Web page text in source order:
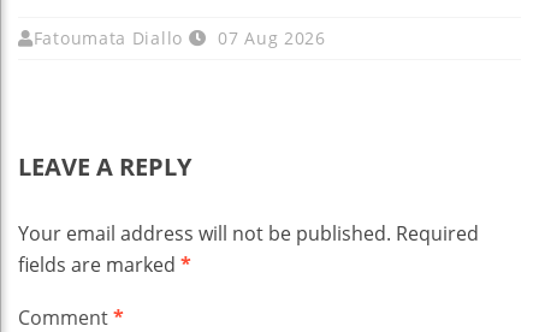
Fatoumata Diallo 07 Aug 2026
LEAVE A REPLY
Your email address will not be published. Required
fields are marked *
Comment*